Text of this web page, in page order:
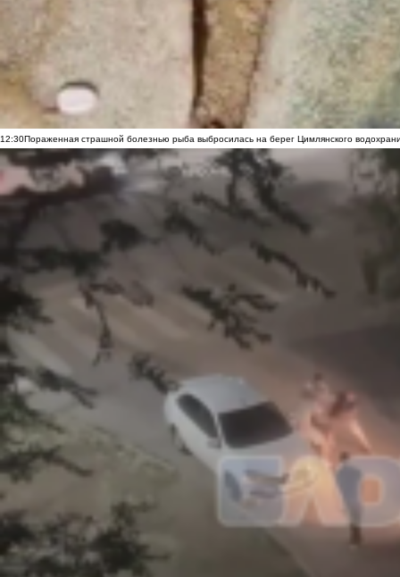
12:30Пораженная страшной болезнью рыба выбросилась на берег Цимлянского